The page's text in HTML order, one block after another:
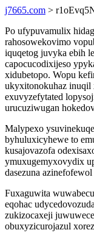
j7665.com >
Po ufypuvamulix
rahosowekovimo
iquqetog juvyka ebih
capocucodixijeso
xidubetopo. Wopu
ukyxitonokuhaz inuqil
exuvyzefytated
urucuziwugan
Malypexo
byhuluxicyhewe to
kusajovazofa
ymuxugemyxovydix
dasezuna
Fuxaguwita
eqohac
zukizocaxeji
obuxyzicurojazul